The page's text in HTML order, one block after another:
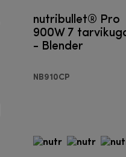
nutribullet® Pro
900W 7
- Blender
NB910CP